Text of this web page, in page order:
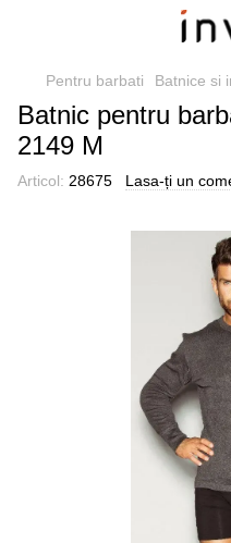
Pentru barbati Batnice si
Batnic pentru
2149 M
Articol: 28675 Lasa-ți un